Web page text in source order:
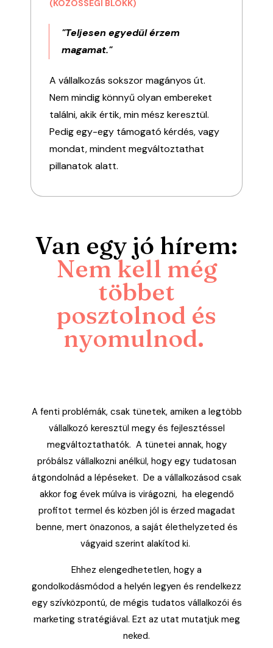
(KÖZÖSSÉGI BLOKK)
"Teljesen egyedül érzem
magamat."
A vállalkozás sokszor magányos út.
Nem mindig könnyű olyan embereket
találni, akik értik, min mész keresztül.
Pedig egy-egy támogató kérdés, vagy
mondat, mindent megváltoztathat
pillanatok alatt.
Van egy jó hírem:
Nem kell még
többet
posztolnod és
nyomulnod.
A fenti problémák, csak tünetek, amiken a legtöbb
vállalkozó keresztül megy és fejlesztéssel
megváltoztathatók. A tünetei annak, hogy
próbálsz vállalkozni anélkül, hogy egy tudatosan
átgondolnád a lépéseket. De a vállalkozásod csak
akkor fog évek múlva is virágozni, ha elegendő
profitot termel és közben jól is érzed magadat
benne, mert önazonos, a saját élethelyzeted és
vágyaid szerint alakítod ki.
Ehhez elengedhetetlen, hogy a
gondolkodásmódod a helyén legyen és rendelkezz
egy szívközpontú, de mégis tudatos vállalkozói és
marketing stratégiával. Ezt az utat mutatjuk meg
neked.